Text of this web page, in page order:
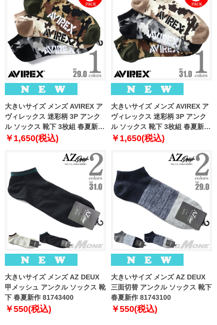
大きいサイズ メンズ AVIREX ア
ヴィレックス 迷彩柄 3P アンク
ル ソックス 靴下 3枚組 春夏新作
81713400
￥1,650(税込)
大きいサイズ メンズ AVIREX ア
ヴィレックス 迷彩柄 3P アンク
ル ソックス 靴下 3枚組 春夏新作
81713500
￥1,650(税込)
大きいサイズ メンズ AZ DEUX
甲メッシュ アンクル ソックス 靴
下 春夏新作 81743400
￥550(税込)
大きいサイズ メンズ AZ DEUX
三面切替 アンクル ソックス 靴下
春夏新作 81743100
￥550(税込)